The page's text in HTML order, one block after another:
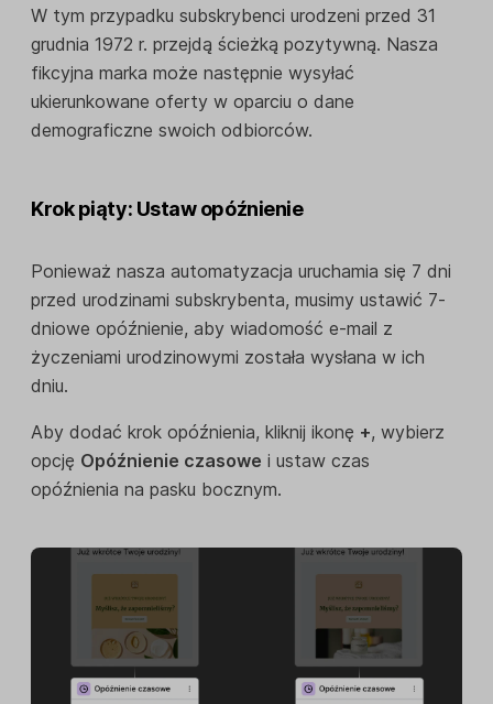
W tym przypadku subskrybenci urodzeni przed 31
grudnia 1972 r. przejdą ścieżką pozytywną. Nasza
fikcyjna marka może następnie wysyłać
ukierunkowane oferty w oparciu o dane
demograficzne swoich odbiorców.
Krok piąty: Ustaw opóźnienie
Ponieważ nasza automatyzacja uruchamia się 7 dni
przed urodzinami subskrybenta, musimy ustawić 7-
dniowe opóźnienie, aby wiadomość e-mail z
życzeniami urodzinowymi została wysłana w ich
dniu.
Aby dodać krok opóźnienia, kliknij ikonę +, wybierz
opcję Opóźnienie czasowe i ustaw czas
opóźnienia na pasku bocznym.